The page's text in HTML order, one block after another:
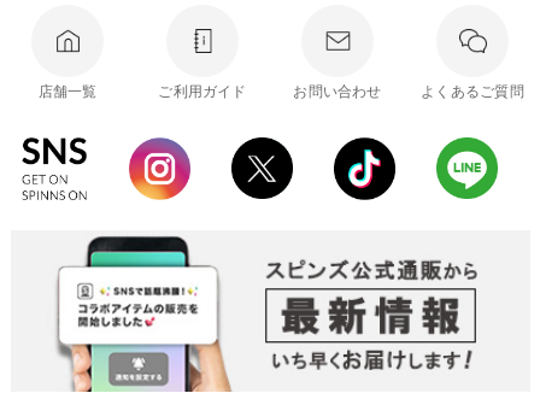
店舗一覧 ご利用ガイド お問い合わせ よくあるご質問